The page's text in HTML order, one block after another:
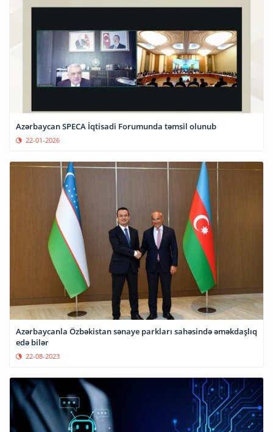
Azərbaycan SPECA İqtisadi Forumunda təmsil olunub
22-01-2026
Azərbaycanla Özbəkistan sənaye parkları sahəsində əməkdaşlıq
edə bilər
22-08-2023